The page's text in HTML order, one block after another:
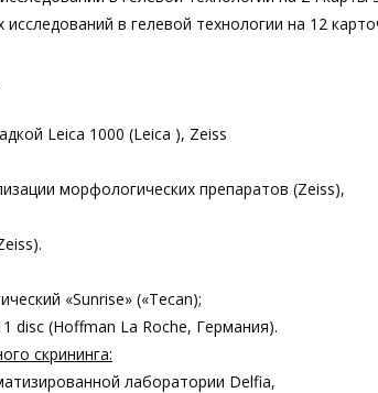
в гелевой технологии на 12
Leica 1000 (Leica ), Zeiss
морфологических препаратов (Zeiss),
«Sunrise» («Tecan);
disc (Hoffman La Roche, Германия).
скрининга:
лаборатории Delfia,